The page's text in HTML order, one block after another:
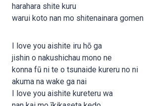
harahara shite kuru
warui koto nan mo shitenainara gomen
I love you aishite iru hō ga
jishin o nakushichau mono ne
konna fū ni te o tsunaide kureru no ni
akuma na wake ga nai
I love you aishite kureteru wa